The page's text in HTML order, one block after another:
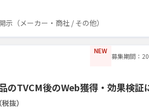
示（メーカー・商社 / その他）
NEW
募集期間：
のTVCM後のWeb獲得・効果検証
抜）